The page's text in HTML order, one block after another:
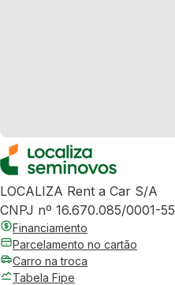
LOCALIZA Rent a Car S/A
CNPJ nº 16.670.085/0001-55
Financiamento
Parcelamento no cartão
Carro na troca
Tabela Fipe